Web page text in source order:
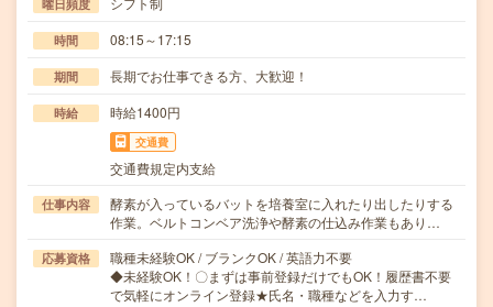
曜日頻度
時間 08:15～17:15
期間 長期でお仕事できる方、大歓迎！
時給 時給1400円
交通費
交通費規定内支給
仕事内容
酵素が入っているバットを培養室に入れたり出したりする
作業。ベルトコンベア洗浄や酵素の仕込み作業もあり…
応募資格
職種未経験OK / ブランクOK / 英語力不要
◆未経験OK！〇まずは事前登録だけでもOK！履歴書不要
で気軽にオンライン登録★氏名・職種などを入力す…